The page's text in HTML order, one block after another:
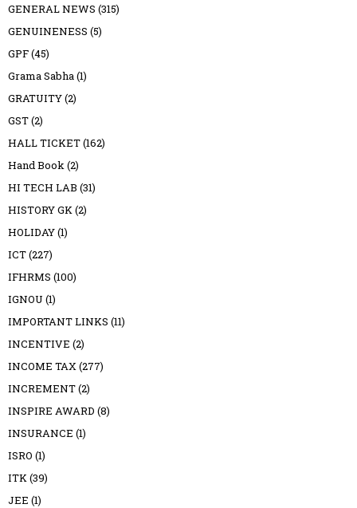
GENERAL NEWS (315)
GENUINENESS (5)
GPF(45)
Grama Sabha(1)
GRATUITY(2)
GST(2)
HALL TICKET(162)
Hand Book(2)
HI TECH LAB (31)
HISTORY GK(2)
HOLIDAY(1)
ICT(227)
IFHRMS (100)
IGNOU (1)
IMPORTANT LINKS (11)
INCENTIVE (2)
INCOME TAX(277)
INCREMENT(2)
INSPIRE AWARD (8)
INSURANCE (1)
ISRO (1)
ITK(39)
JEE (1)